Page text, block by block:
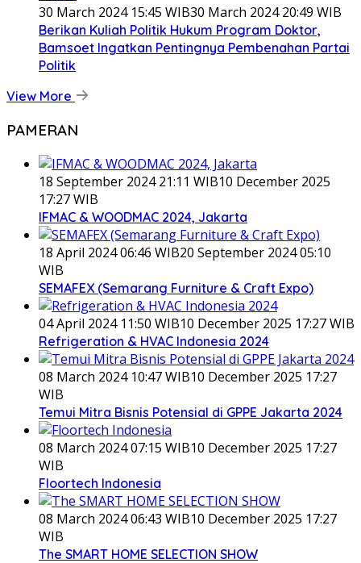
30 March 2024 15:45 WIB30 March 2024 20:49 WIB
Berikan Kuliah Politik Hukum Program Doktor,
Bamsoet Ingatkan Pentingnya Pembenahan Partai
Politik
View More
PAMERAN
18 September 2024 21:11 WIB10 December 2025
17:27 WIB
IFMAC & WOODMAC 2024, Jakarta
18 April 2024 06:46 WIB20 September 2024 05:10
WIB
SEMAFEX (Semarang Furniture & Craft Expo)
04 April 2024 11:50 WIB10 December 2025 17:27 WIB
Refrigeration & HVAC Indonesia 2024
08 March 2024 10:47 WIB10 December 2025 17:27
WIB
Temui Mitra Bisnis Potensial di GPPE Jakarta 2024
08 March 2024 07:15 WIB10 December 2025 17:27
WIB
Floortech Indonesia
08 March 2024 06:43 WIB10 December 2025 17:27
WIB
The SMART HOME SELECTION SHOW